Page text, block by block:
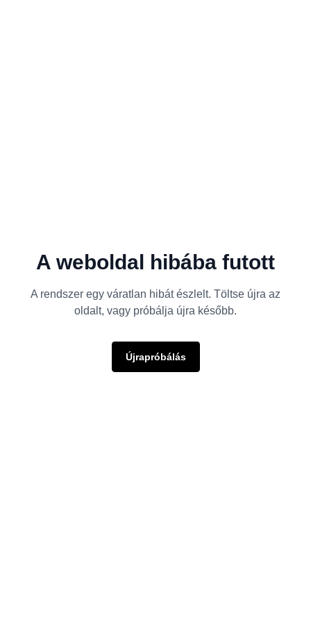
A weboldal hibába futott
A rendszer egy váratlan hibát észlelt. Töltse újra az
oldalt, vagy próbálja újra később.
Újrapróbálás